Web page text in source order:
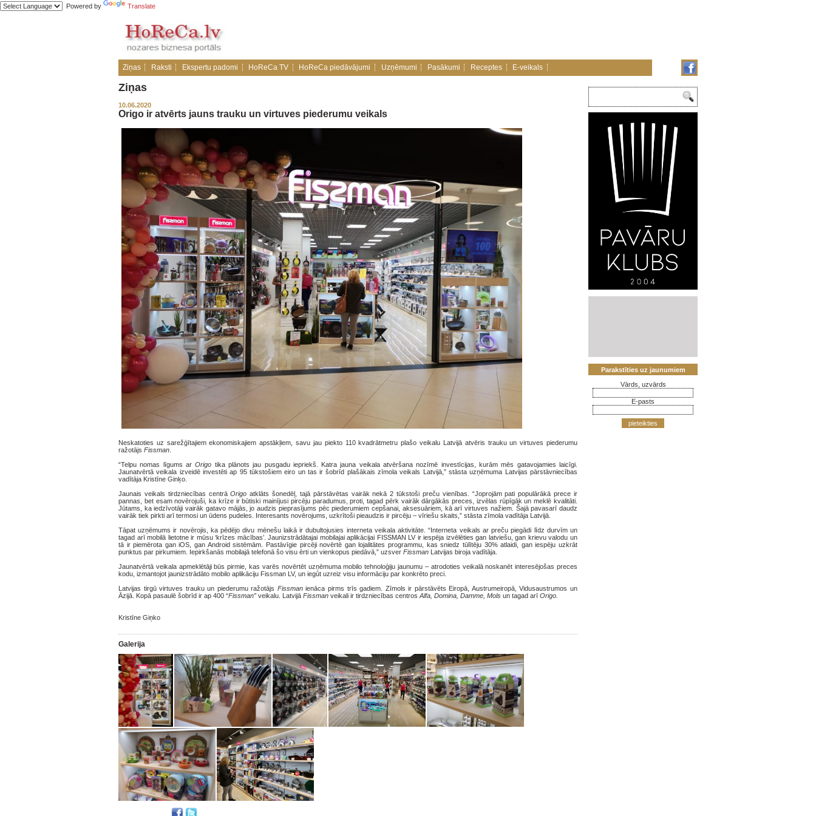
Powered by Translate
Ziņas Raksti Ekspertu padomi HoReCa TV HoReCa piedāvājumi Uzņēmumi Pasākumi Receptes E-veikals
Ziņas
10.06.2020
Origo ir atvērts jauns trauku un virtuves piederumu veikals
Neskatoties uz sarežģītajiem ekonomiskajiem apstākļiem, savu jau piekto 110 kvadrātmetru plašo veikalu Latvijā atvēris trauku un virtuves piederumu
ražotājs Fissman
“Telpu nomas līgums arOrigo tika plānots jau pusgadu iepriekš. Katra jauna veikala atvēršana nozīmē investīcijas, kurām mēs gatavojamies laicīgi.
Jaunatvērtā veikala izveidē investēti ap 95 tūkstošiem eiro un tas ir šobrīd plašākais zīmola veikals Latvijā,” stāsta uzņēmuma Latvijas pārstāvniecības
vadītāja Kristīne Ginķo.
Jaunais veikals tirdzniecības centrāOrigo atklāts šonedēļ, tajā pārstāvētas vairāk nekā 2 tūkstoši preču vienības. “Joprojām pati populārākā prece ir
pannas, bet esam novērojuši, ka krīze ir būtiski mainījusi pircēju paradumus, proti, tagad pērk vairāk dārgākās preces, izvēlas rūpīgāk un meklē kvalitāti.
Jūtams, ka iedzīvotāji vairāk gatavo mājās, jo audzis pieprasījums pēc piederumiem cepšanai, aksesuāriem, kā arī virtuves nažiem. Šajā pavasarī daudz
vairāk tiek pirkti arī termosi un ūdens pudeles. Interesants novērojums, uzkrītoši pieaudzis ir pircēju – vīriešu skaits,” stāsta zīmola vadītāja Latvijā.
Tāpat uzņēmums ir novērojis, ka pēdējo divu mēnešu laikā ir dubultojusies interneta veikala aktivitāte. “Interneta veikals ar preču piegādi līdz durvīm un
tagad arī mobilā lietotne ir mūsu ‘krīzes mācības’. Jaunizstrādātajai mobilajai aplikācijai FISSMAN LV ir iespēja izvēlēties gan latviešu, gan krievu valodu un
tā ir piemērota gan iOS, gan Android sistēmām. Pastāvīgie pircēji novērtē gan lojalitātes programmu, kas sniedz tūlītēju 30% atlaidi, gan iespēju uzkrāt
punktus par pirkumiem. Iepirkšanās mobilajā telefonā šo visu ērti un vienkopus piedāvā,” uzsver Fissman Latvijas biroja vadītāja.
Jaunatvērtā veikala apmeklētāji būs pirmie, kas varēs novērtēt uzņēmuma mobilo tehnoloģiju jaunumu – atrodoties veikalā noskanēt interesējošas preces
kodu, izmantojot jaunizstrādāto mobilo aplikāciju Fissman LV, un iegūt uzreiz visu informāciju par konkrēto preci.
Latvijas tirgū virtuves trauku un piederumu ražotājs Fissmanienāca pirms trīs gadiem. Zīmols ir pārstāvēts Eiropā, Austrumeiropā, Vidusaustrumos un
Āzijā. Kopā pasaulē šobrīd ir ap 400 “Fissman” veikalu. Latvijā Fissman veikali ir tirdzniecības centros Alfa, Domina, Damme, Mols un tagad arī Origo.
Kristīne Giņko
Galerija
Parakstīties uz jaunumiem
Vārds, uzvārds
E-pasts
pieteikties